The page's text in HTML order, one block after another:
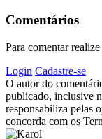
Comentários
Para comentar
Login Cadastre-se
O autor do
publicado, inclusive
responsabiliza pelas
concorda com os